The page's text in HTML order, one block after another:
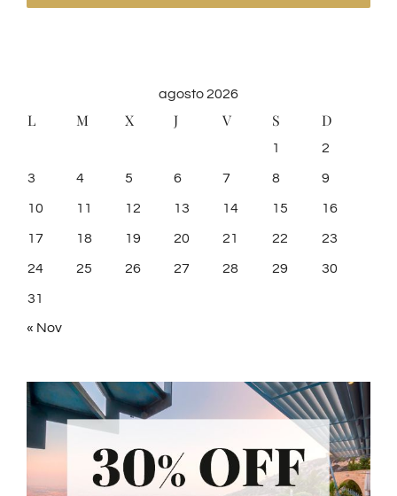
agosto 2026
L M X J V S D
1 2
3 4 5 6 7 8 9
10 11 12 13 14 15 16
17 18 19 20 21 22 23
24 25 26 27 28 29 30
31
« Nov